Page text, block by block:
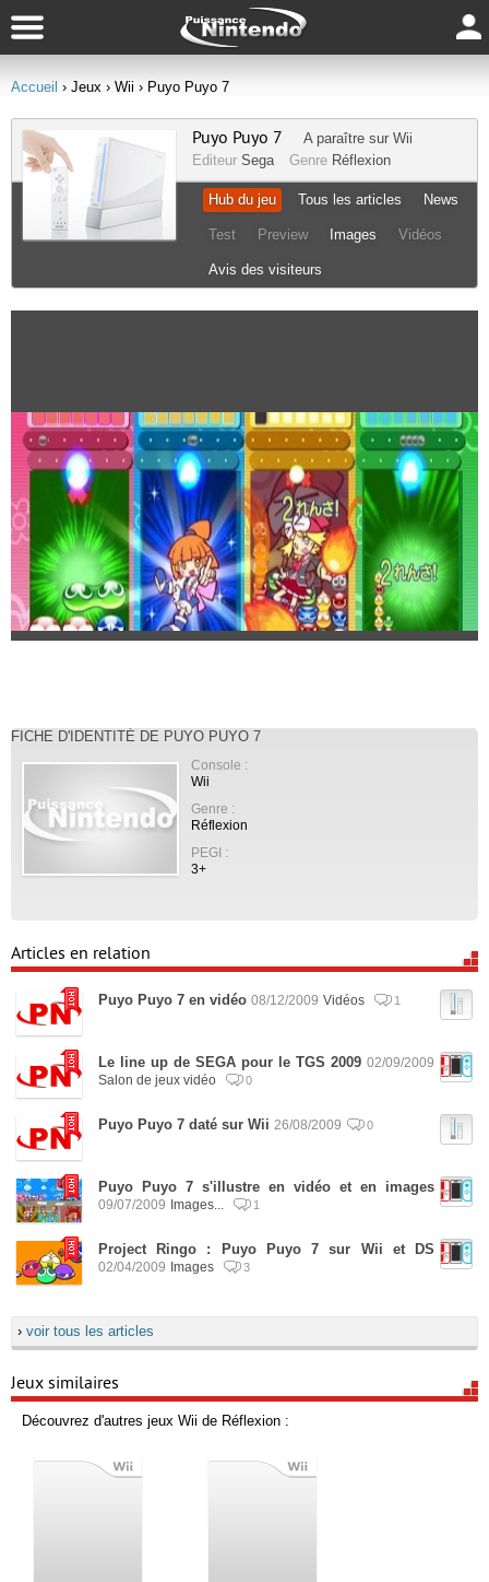
Accueil › Jeux › Wii › Puyo Puyo 7
Puyo Puyo 7 A paraître sur Wii
Editeur Sega Genre Réflexion
Hub du jeu Tous les articles News
Test Preview Images Vidéos
Avis des visiteurs
FICHE D'IDENTITÉ DE PUYO PUYO 7
Console :
Wii
Genre :
Réflexion
PEGI :
3+
Articles en relation
Puyo Puyo 7 en vidéo 08/12/2009 Vidéos 1
Le line up de SEGA pour le TGS 2009 02/09/2009
Salon de jeux vidéo
0
Puyo Puyo 7 daté sur Wii 26/08/2009 0
Puyo Puyo 7 s'illustre en vidéo et en images
09/07/2009 Images... 1
Project Ringo : Puyo Puyo 7 sur Wii et DS
02/04/2009 Images 3
› voir tous les articles
Jeux similaires
Découvrez d'autres jeux Wii de Réflexion :